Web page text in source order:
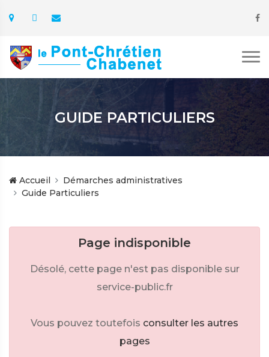
GUIDE PARTICULIERS
Accueil
Démarches administratives
Guide Particuliers
Page indisponible
Désolé, cette page n'est pas disponible sur
service-public.fr
Vous pouvez toutefois consulter les autres
pages